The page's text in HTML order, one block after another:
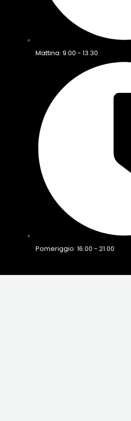
Mattina: 9.00 - 13.30
Pomeriggio: 16.00 - 21.00